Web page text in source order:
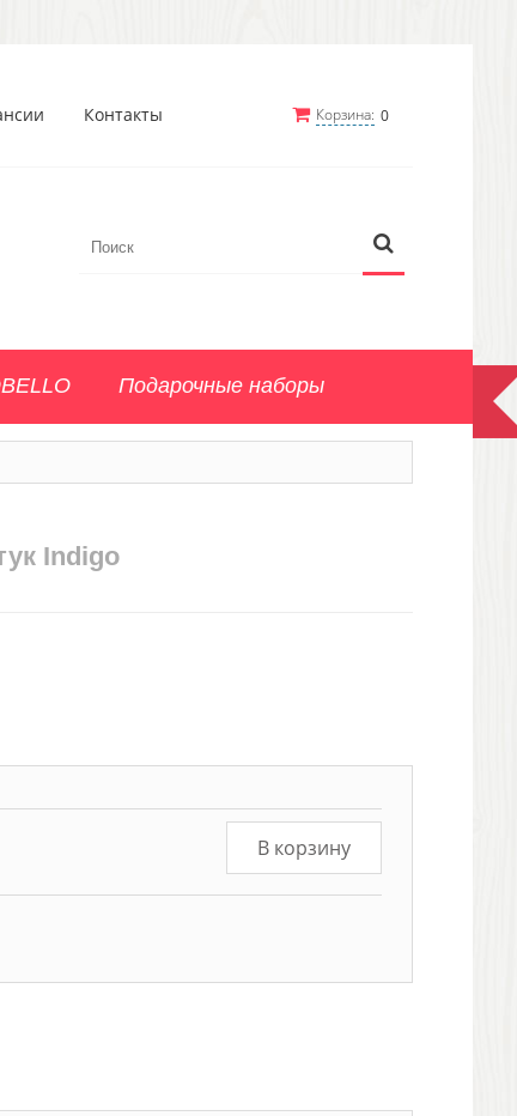
Корзина: 0
Контакты
Подарочные наборы
Indigo
В корзину